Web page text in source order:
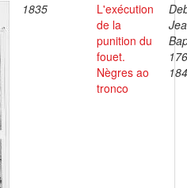
1835
L'exécution
de la
punition du
fouet.
Nègres ao
tronco